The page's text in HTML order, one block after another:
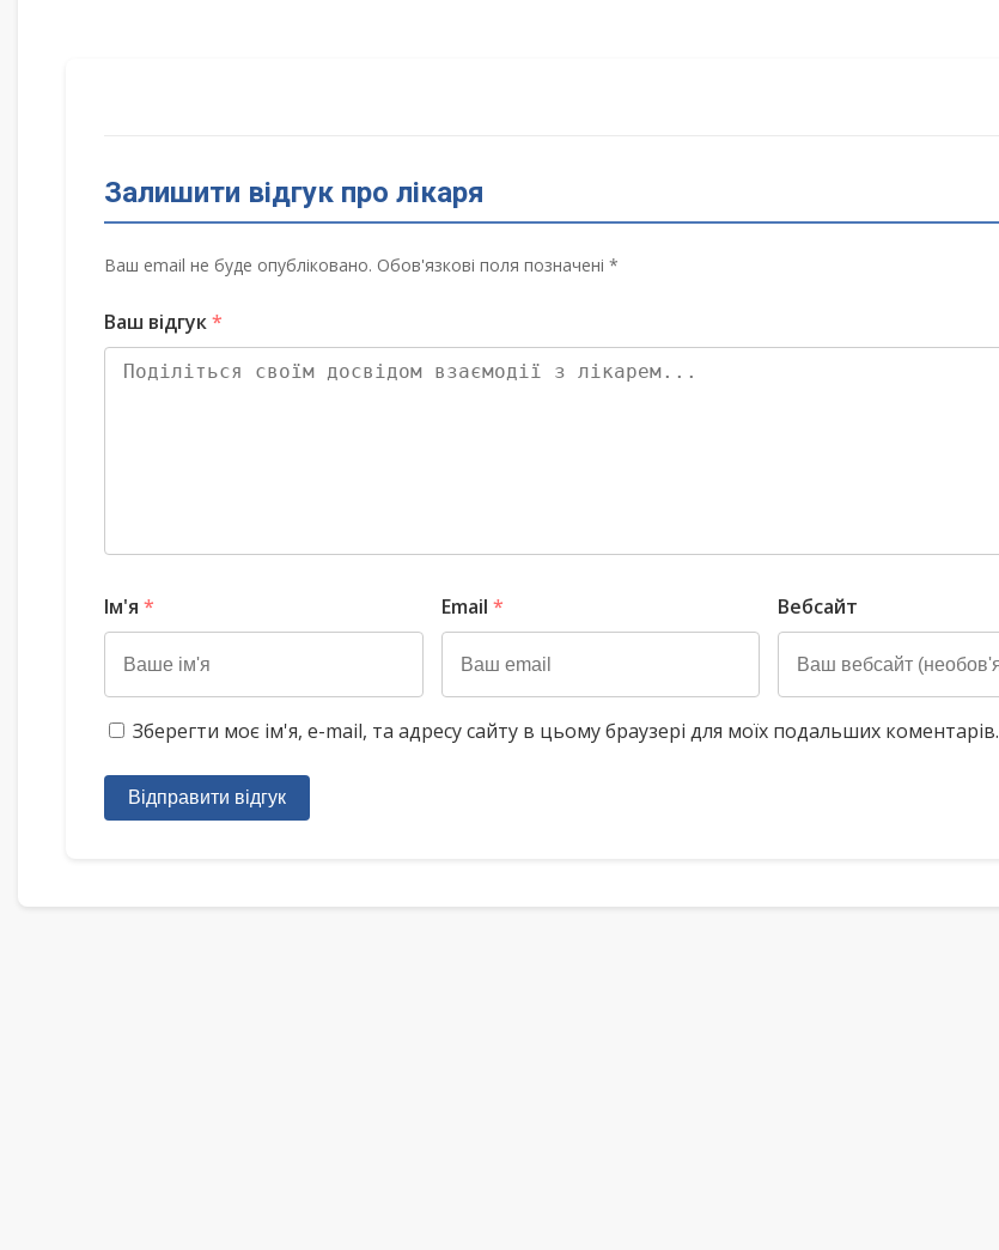
Залишити відгук про лікаря
Ваш email не буде опубліковано. Обов'язкові поля позначені *
Ваш відгук*
Ім'я * Email * Вебсайт
Зберегти моє ім'я, e-mail, та адресу сайту в цьому браузері для моїх подальших коментарів.
Відправити відгук